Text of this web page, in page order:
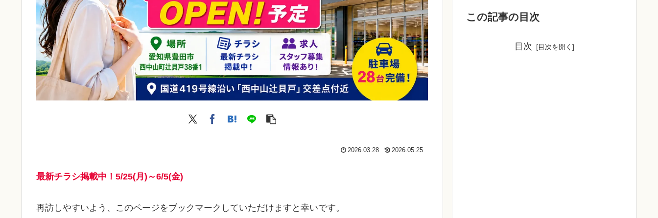
2026.03.28 2026.05.25
最新チラシ掲載中！5/25(月)～6/5(金)
再訪しやすいよう、このページをブックマークしていただけますと幸いです。
この記事の目次
目次